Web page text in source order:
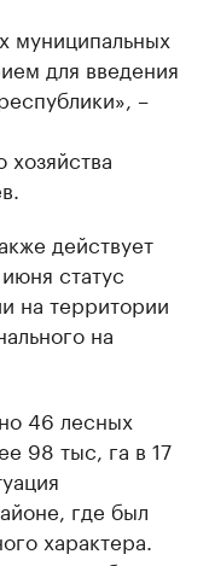
муниципальных
для введения
–
хозяйства
действует
статус
на территории
на
46 лесных
98 тыс, га в 17
где был
характера.